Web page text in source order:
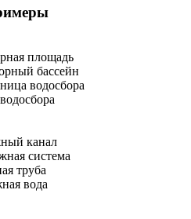
площадь
бассейн
водосбора
канал
система
труба
вода